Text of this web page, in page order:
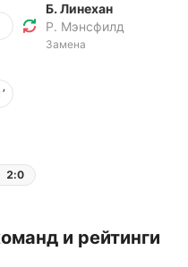
Б. Линехан
Р. Мэнсфилд
Замена
2:0
и рейтинги